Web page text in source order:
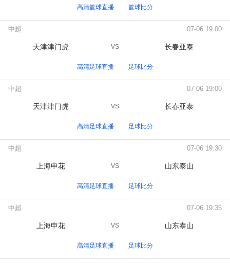
高清篮球直播 篮球比分
中超 07-06 19:00
天津津门虎 VS 长春亚泰
高清足球直播 足球比分
中超 07-06 19:00
天津津门虎 VS 长春亚泰
高清足球直播 足球比分
中超 07-06 19:30
上海申花 VS 山东泰山
高清足球直播 足球比分
中超 07-06 19:35
上海申花 VS 山东泰山
高清足球直播 足球比分